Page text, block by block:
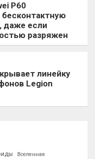
P60
даже если
разряжен
линейку
Legion
Вселенная